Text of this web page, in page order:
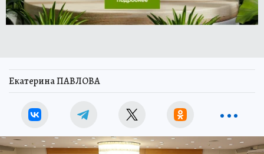
Екатерина ПАВЛОВА